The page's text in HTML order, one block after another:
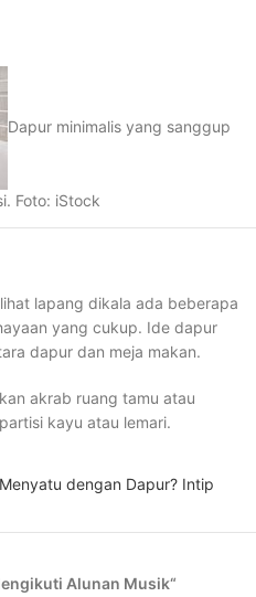
Dapur minimalis yang sanggup
Foto: iStock
lapang dikala ada beberapa
yang cukup. Ide dapur
dapur dan meja makan.
akrab ruang tamu atau
kayu atau lemari.
dengan Dapur? Intip
Alunan Musik“